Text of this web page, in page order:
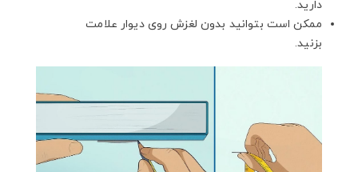
دارید.
ممکن است بتوانید بدون لغزش روی دیوار علامت
بزنید.